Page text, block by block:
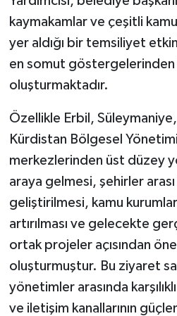
kaymakamlar ve çeşitli
yer aldığı bir temsiliyet
en somut göstergelerinden
oluşturmaktadır.
Özellikle Erbil,
Kürdistan Bölgesel
merkezlerinden üst düzey
araya gelmesi, şehirler
geliştirilmesi, kamu
artırılması ve gelecekte
ortak projeler açısından
oluşturmuştur. Bu ziyaret
yönetimler arasında
ve iletişim kanallarının